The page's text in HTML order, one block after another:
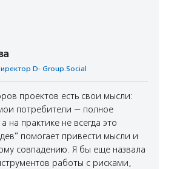
D- Group.Social
проектов есть свои мысли:
потребители — полное
на практике не всегда это
помогает привести мысли и
совпадению. Я бы еще назвала
работы с рисками,